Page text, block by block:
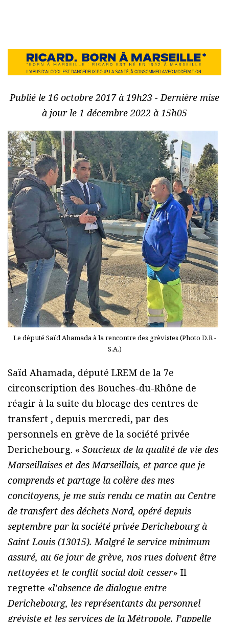
Publié le 16 octobre 2017 à 19h23 - Dernière mise
à jour le 1 décembre 2022 à 15h05
Le député Saïd Ahamada à la rencontre des grèvistes (Photo D.R -
S.A.)
Saïd Ahamada, député LREM de la 7e
circonscription des Bouches-du-Rhône de
réagir à la suite du blocage des centres de
transfert , depuis mercredi, par des
personnels en grève de la société privée
Derichebourg. « Soucieux de la qualité de vie des
Marseillaises et des Marseillais, et parce que je
comprends et partage la colère des mes
concitoyens, je me suis rendu ce matin au Centre
de transfert des déchets Nord, opéré depuis
septembre par la société privée Derichebourg à
Saint Louis (13015). Malgré le service minimum
assuré, au 6e jour de grève, nos rues doivent être
nettoyées et le conflit social doit cesser» Il
regrette «l’absence de dialogue entre
Derichebourg, les représentants du personnel
gréviste et les services de la Métropole. J’appelle